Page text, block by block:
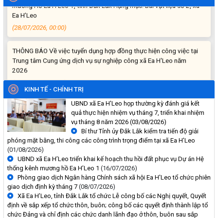
Ea H’Leo
Trung tâm Cung ứng dịch vụ sự nghiệp công xã Ea H'Leo năm
2026
THÔNG BÁO: Niêm yết công khai kết luận của Hội đồng xác định
mức độ khuyết tật về dạng khuyết tật và mức độ khuyết tật
(21/07/2026, 00:00)
Về việc điều chỉnh tiêu chuẩn và thời gian nhận hồ sơ tuyển dụng
Công nhân kỹ thuật điện năm 2026 – Đợt 2
(15/07/2026, 00:00)
Về việc kết thúc niêm yết công khai hồ sơ đăng ký, cấp Giấy chứng
nhận quyền sử dụng đất, quyền sở hữu tài sản gắn liền với đất lần
đầu của ông Nguyễn Văn Quý và bà Nguyễn Thị Thắm trên địa bàn
KINH TẾ - CHÍNH TRỊ
UBND xã Ea H'Leo họp thường kỳ đánh giá kết
quả thực hiện nhiệm vụ tháng 7, triển khai nhiệm
vụ tháng 8 năm 2026(03/08/2026)
Bí thư Tỉnh ủy Đắk Lắk kiểm tra tiến độ giải
phóng mặt bằng, thi công các công trình trọng điểm tại xã Ea H’Leo
(01/08/2026)
UBND xã Ea H’Leo triển khai kế hoạch thu hồi đất phục vụ Dự án Hệ
thống kênh mương hồ Ea H’Leo 1 (16/07/2026)
Phòng giao dịch Ngân hàng Chính sách xã hội Ea H'Leo tổ chức phiên
giao dịch định kỳ tháng 7 (08/07/2026)
Xã Ea H’Leo, tỉnh Đắk Lắk tổ chức Lễ công bố các Nghị quyết, Quyết
định về sắp xếp tổ chức thôn, buôn; công bố các quyết định thành lập tổ
chức Đảng và chỉ định các chức danh lãnh đạo ở thôn, buôn sau sắp